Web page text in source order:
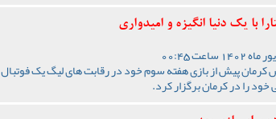
با یک دنیا انگیزه و امیدواری
کرمان پیش از بازی هفته سوم خود در رقابت های لیگ یک فوتبال
را در کرمان برگزار کرد.